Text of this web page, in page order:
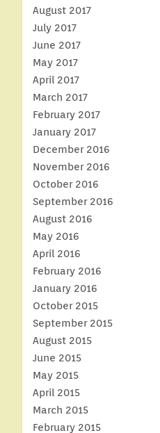
August 2017
July 2017
June 2017
May 2017
April 2017
March 2017
February 2017
January 2017
December 2016
November 2016
October 2016
September 2016
August 2016
May 2016
April 2016
February 2016
January 2016
October 2015
September 2015
August 2015
June 2015
May 2015
April 2015
March 2015
February 2015